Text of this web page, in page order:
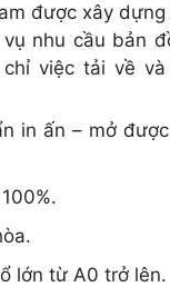
được xây
nhu cầu bản
chỉ việc tải về
in ấn – mở
lớn từ A0 trở lên.